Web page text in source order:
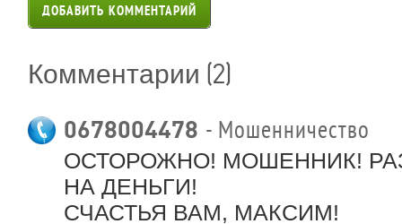
ДОБАВИТЬ КОММЕНТАРИЙ
Комментарии (2)
0678004478 - Мошенничество
ОСТОРОЖНО! МОШЕННИК!
НА ДЕНЬГИ!
СЧАСТЬЯ ВАМ, МАКСИМ!